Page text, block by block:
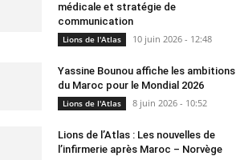
médicale et stratégie de
communication
Lions de l'Atlas 10 juin 2026 - 12:48
Yassine Bounou affiche les ambitions
du Maroc pour le Mondial 2026
Lions de l'Atlas 8 juin 2026 - 10:52
Lions de l’Atlas : Les nouvelles de
l’infirmerie après Maroc – Norvège